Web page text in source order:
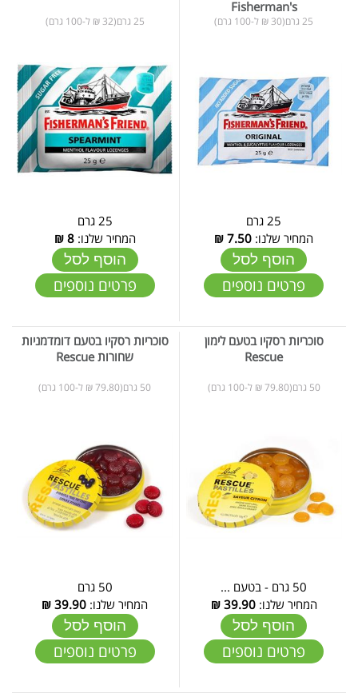
Fisherman's
25 גרם(30 ₪ ל-100 גרם)
25 גרם
המחיר שלנו: 7.50
₪
הוסף לסל
פרטים נוספים
25 גרם(32 ₪ ל-100 גרם)
25 גרם
המחיר שלנו:8
₪
הוסף לסל
פרטים נוספים
סוכריות רסקיו בטעם לימון
Rescue
50 גרם(79.80 ₪ ל-100 גרם)
50 גרם - בטעם ...
המחיר שלנו:39.90
₪
הוסף לסל
פרטים נוספים
סוכריות רסקיו בטעם דומדמניות
שחורות Rescue
50 גרם(79.80 ₪ ל-100 גרם)
50 גרם
המחיר שלנו: 39.90
₪
הוסף לסל
פרטים נוספים